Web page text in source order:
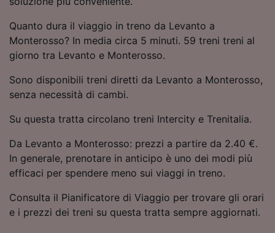
Quanto dura il viaggio in treno da Levanto a
Monterosso? In media circa 5 minuti. 59 treni treni al
giorno tra Levanto e Monterosso.
Sono disponibili treni diretti da Levanto a Monterosso,
senza necessità di cambi.
Su questa tratta circolano treni Intercity e Trenitalia.
Da Levanto a Monterosso: prezzi a partire da 2.40 €.
In generale, prenotare in anticipo è uno dei modi più
efficaci per spendere meno sui viaggi in treno.
Consulta il Pianificatore di Viaggio per trovare gli orari
e i prezzi dei treni su questa tratta sempre aggiornati.
Utilizzare dati di geolocalizzazione precisi.
Scansione attiva delle caratteristiche del
dispositivo ai fini dell’identificazione.
Archiviare informazioni su dispositivo e/o
accedervi. Pubblicità e contenuti
dei contenuti e degli annunci, ricerche sul
pubblico, sviluppo di servizi.
Elenco dei partner (fornitori)